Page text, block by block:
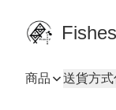
商品 送貨方式